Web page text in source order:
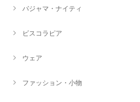
パジャマ・ナイティ
ビスコラピア
ウェア
ファッション・小物